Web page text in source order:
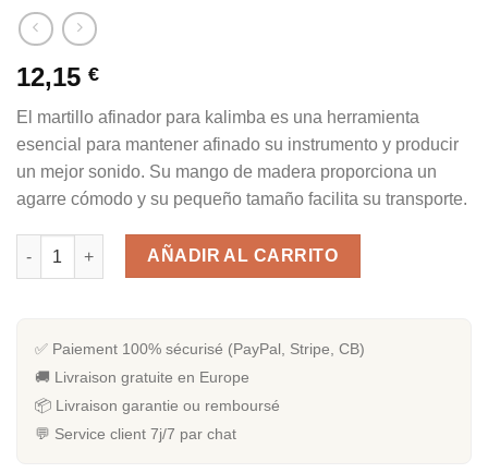
12,15 €
El martillo afinador para kalimba es una herramienta
esencial para mantener afinado su instrumento y producir
un mejor sonido. Su mango de madera proporciona un
agarre cómodo y su pequeño tamaño facilita su transporte.
Marteau d'accordement de Kalimba en métal cantidad
AÑADIR AL CARRITO
✅ Paiement 100% sécurisé (PayPal, Stripe, CB)
🚚 Livraison gratuite en Europe
📦 Livraison garantie ou remboursé
💬 Service client 7j/7 par chat